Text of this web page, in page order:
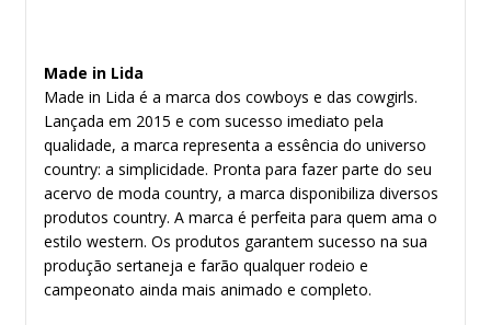
Made in Lida
Made in Lida é a marca dos cowboys e das cowgirls.
Lançada em 2015 e com sucesso imediato pela
qualidade, a marca representa a essência do universo
country: a simplicidade. Pronta para fazer parte do seu
acervo de moda country, a marca disponibiliza diversos
produtos country. A marca é perfeita para quem ama o
estilo western. Os produtos garantem sucesso na sua
produção sertaneja e farão qualquer rodeio e
campeonato ainda mais animado e completo.